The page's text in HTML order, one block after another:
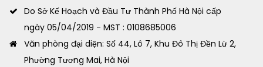
Do Sở Kế Hoạch và Đầu Tư Thành Phố Hà Nội cấp
ngày 05/04/2019 - MST : 0108685006
Văn phòng đại diện: Số 44, Lô 7, Khu Đô Thị Đền Lừ 2,
Phường Tương Mai, Hà Nội